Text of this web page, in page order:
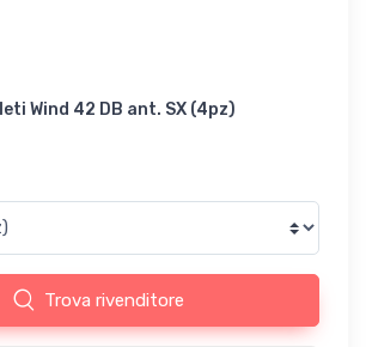
Wind 42 DB ant. SX (4pz)
Trova rivenditore